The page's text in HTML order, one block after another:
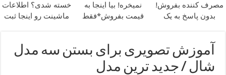
مصرف کننده بفروش!
بدون پاسخ به یک
نمیخره! بیا اینجا به
قیمت بفروش*فقط
خسته شدی؟ اطلاعات
ماشینت رو اینجا ثبت
آموزش تصویری برای بستن سه مدل
شال / جدید ترین مدل